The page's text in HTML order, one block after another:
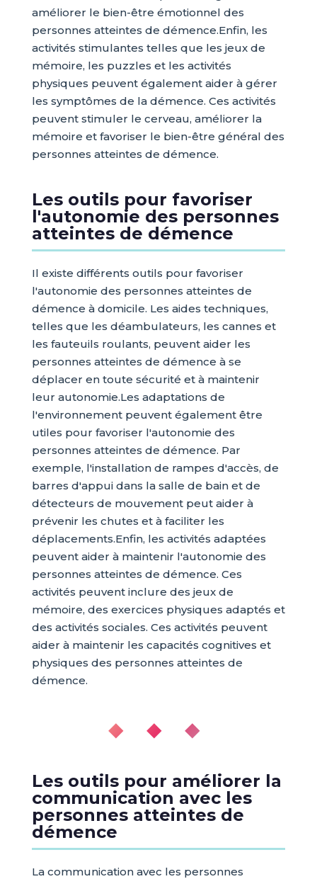
améliorer le bien-être émotionnel des
personnes atteintes de démence.Enfin, les
activités stimulantes telles que les jeux de
mémoire, les puzzles et les activités
physiques peuvent également aider à gérer
les symptômes de la démence. Ces activités
peuvent stimuler le cerveau, améliorer la
mémoire et favoriser le bien-être général des
personnes atteintes de démence.
Les outils pour favoriser
l'autonomie des personnes
atteintes de démence
Il existe différents outils pour favoriser
l'autonomie des personnes atteintes de
démence à domicile. Les aides techniques,
telles que les déambulateurs, les cannes et
les fauteuils roulants, peuvent aider les
personnes atteintes de démence à se
déplacer en toute sécurité et à maintenir
leur autonomie.Les adaptations de
l'environnement peuvent également être
utiles pour favoriser l'autonomie des
personnes atteintes de démence. Par
exemple, l'installation de rampes d'accès, de
barres d'appui dans la salle de bain et de
détecteurs de mouvement peut aider à
prévenir les chutes et à faciliter les
déplacements.Enfin, les activités adaptées
peuvent aider à maintenir l'autonomie des
personnes atteintes de démence. Ces
activités peuvent inclure des jeux de
mémoire, des exercices physiques adaptés et
des activités sociales. Ces activités peuvent
aider à maintenir les capacités cognitives et
physiques des personnes atteintes de
démence.
◆ ◆ ◆
Les outils pour améliorer la
communication avec les
personnes atteintes de
démence
La communication avec les personnes